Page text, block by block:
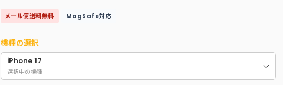
価
格
メール便送料無料 MagSafe対応
機種の選択
iPhone 17
選択中の機種